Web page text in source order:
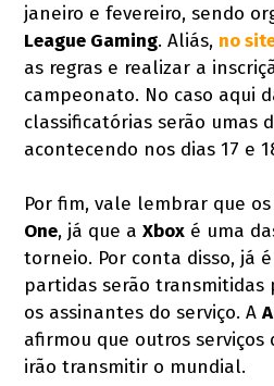
janeiro e fevereiro, sendo
League Gaming. Aliás, no
as regras e realizar a
campeonato. No caso aqui
classificatórias serão umas
acontecendo nos dias 17 e
Por fim, vale lembrar que
One, já que aXbox é uma
torneio. Por conta disso, já
partidas serão
os assinantes do serviço. A
afirmou que outros
irão transmitir o mundial.